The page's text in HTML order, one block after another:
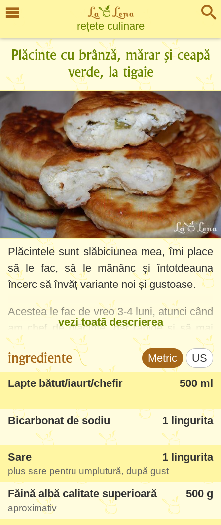
rețete culinare
Plăcinte cu brânză, mărar și ceapă
verde, la tigaie
Plăcintele sunt slăbiciunea mea, îmi place
să le fac, să le mănânc și întotdeauna
încerc să învăț variante noi și gustoase.
Acestea le fac de vreo 3-4 luni, atunci când
am chef de plăcinte, dar rapide și să mai
utilizez din iaurtul care expiră prin frigider :)
Sunt MINUNATE, chiar dacă nu sunt
adeptă gătitului în ulei, nici nu vă dați
seama atât de fragede sunt și chiar nu sunt
uleioase.
Știam că aluatul ăsta cu iaurt merge bine la
Turte cu telemea
, de exemplu, dar în
plăcinte este și mai bun. Vi le recomand cu
încredere, chiar sunt sigură că vă place la
toată lumea - cine a gustat la mine au
rămas f.impresionați.
vezi toată descrierea
ingrediente Metric US
Lapte bătut/iaurt/chefir 500 ml
Bicarbonat de sodiu 1 lingurita
Sare 1 lingurita
plus sare pentru umplutură, după gust
Făină albă calitate superioară 500 g
aproximativ